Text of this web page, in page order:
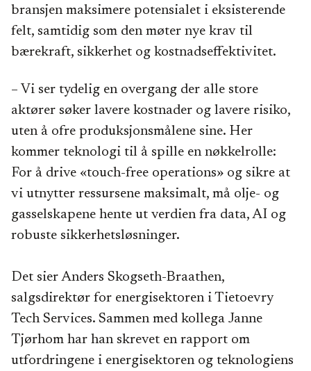
bransjen maksimere potensialet i eksisterende
felt, samtidig som den møter nye krav til
bærekraft, sikkerhet og kostnadseffektivitet.
– Vi ser tydelig en overgang der alle store
aktører søker lavere kostnader og lavere risiko,
uten å ofre produksjonsmålene sine. Her
kommer teknologi til å spille en nøkkelrolle:
For å drive «touch-free operations» og sikre at
vi utnytter ressursene maksimalt, må olje- og
gasselskapene hente ut verdien fra data, AI og
robuste sikkerhetsløsninger.
Det sier Anders Skogseth-Braathen,
salgsdirektør for energisektoren i Tietoevry
Tech Services. Sammen med kollega Janne
Tjørhom har han skrevet en rapport om
utfordringene i energisektoren og teknologiens